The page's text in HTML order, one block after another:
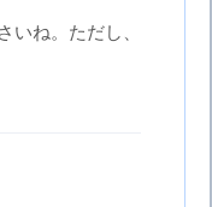
ね。ただし、